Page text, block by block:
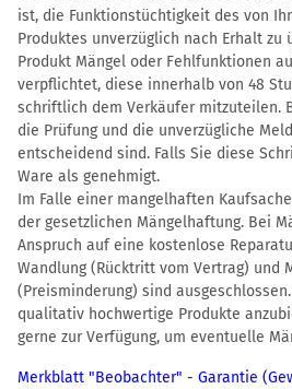
ist, die Funktionstüchtigkeit des von
Produktes unverzüglich nach Erhalt zu
Produkt Mängel oder Fehlfunktionen
verpflichtet, diese innerhalb von 48
schriftlich dem Verkäufer mitzuteilen.
die Prüfung und die unverzügliche
entscheidend sind. Falls Sie diese
Ware als genehmigt.
Im Falle einer mangelhaften
der gesetzlichen Mängelhaftung. Bei
Anspruch auf eine kostenlose
Wandlung (Rücktritt vom Vertrag) und
(Preisminderung) sind
qualitativ hochwertige Produkte
gerne zur Verfügung, um eventuelle
Merkblatt "Beobachter" - Garantie